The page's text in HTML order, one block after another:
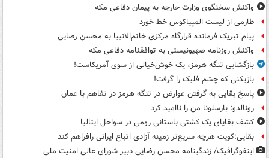
واکنش سخنگوی وزارت خارجه به پیمان دفاعی مکه
طارمی از لیست المپیاکوس خط خورد
پیام تبریک فرمانده قرارگاه مرکزی خاتم‌الانبیا به محسن رضایی
واکنش روزنامه صهیونیستی به توافقنامه دفاعی مکه
بازگشایی تنگه هرمز، یک خوش‌خیالی از سوی آمریکاست!
بازیکنی که چشم فلیک را گرفت!
پاسخ بقایی به گرفتن عوارض در تنگه هرمز در تفاهم با عمان
رونالدو: بارسلونا من را ناامید کرد
کشف بقایای یک کشتی باستانی رومی در سواحل ایتالیا
بقایی:کویت هرچه سریع‌تر زمینه آزادی اتباع ایرانی رافراهم کند
اینفوگرافیک/ زندگینامه محسن رضایی دبیر شورای عالی امنیت‌ ملی